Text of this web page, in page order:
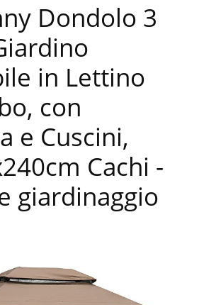
Dondolo 3
in Lettino
con
e Cuscini,
Cachi -
giardinaggio